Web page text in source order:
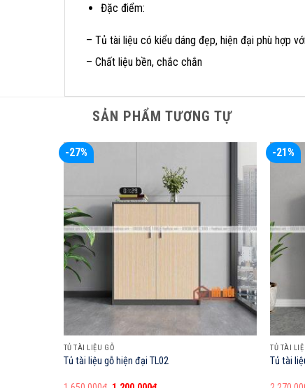
Đặc điểm:
– Tủ tài liệu có kiểu dáng đẹp, hiện đại phù hợp
– Chất liệu bền, chắc chắn
SẢN PHẨM TƯƠNG TỰ
-27%
TỦ TÀI LIỆU GỖ
Tủ tài liệu gỗ hiện đại TL02
-21%
TỦ TÀI
Tủ tài